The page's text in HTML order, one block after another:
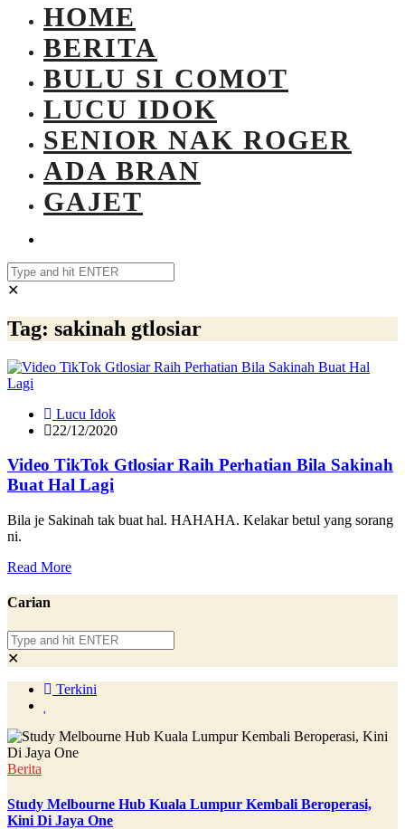
HOME
BERITA
BULU SI COMOT
LUCU IDOK
SENIOR NAK ROGER
ADA BRAN
GAJET
✕
Tag: sakinah gtlosiar
Lucu Idok
22/12/2020
Video TikTok Gtlosiar Raih Perhatian Bila Sakinah
Buat Hal Lagi
Bila je Sakinah tak buat hal. HAHAHA. Kelakar betul yang sorang
ni.
Read More
Carian
✕
Terkini
Berita
Study Melbourne Hub Kuala Lumpur Kembali Beroperasi,
Kini Di Jaya One